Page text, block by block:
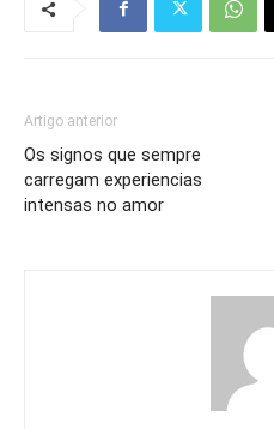
Artigo anterior
Os signos que sempre
carregam experiencias
intensas no amor